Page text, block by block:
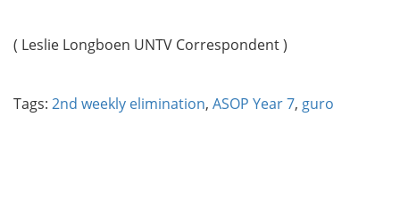
( Leslie Longboen UNTV Correspondent )
Tags: 2nd weekly elimination, ASOP Year 7, guro